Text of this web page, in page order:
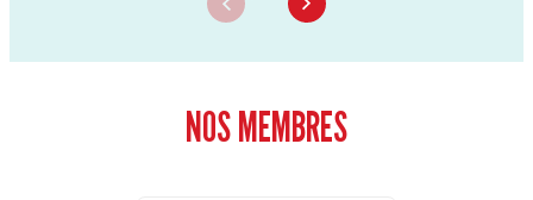
NOS MEMBRES